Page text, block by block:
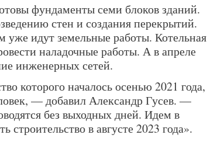
фундаменты семи блоков зданий.
стен и создания перекрытий.
идут земельные работы. Котельная
наладочные работы. А в апреле
инженерных сетей.
которого началось осенью 2021 года,
— добавил Александр Гусев. —
без выходных дней. Идем в
строительство в августе 2023 года».